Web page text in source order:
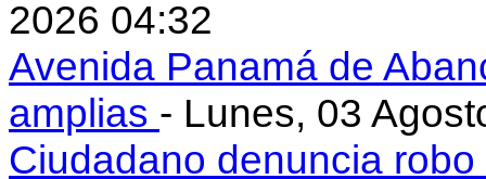
2026 04:32
Avenida Panamá de
amplias - Lunes, 03
Ciudadano denuncia